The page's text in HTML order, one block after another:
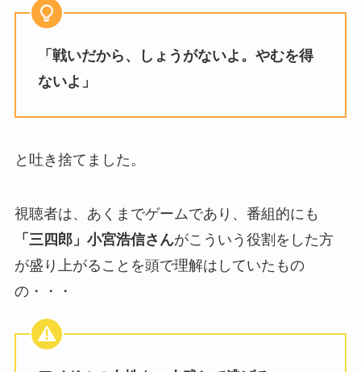
「戦いだから、しょうがないよ。やむを得
ないよ」
と吐き捨てました。
視聴者は、あくまでゲームであり、番組的にも
「三四郎」小宮浩信さんがこういう役割をした方
が盛り上がることを頭で理解はしていたもの
の・・・